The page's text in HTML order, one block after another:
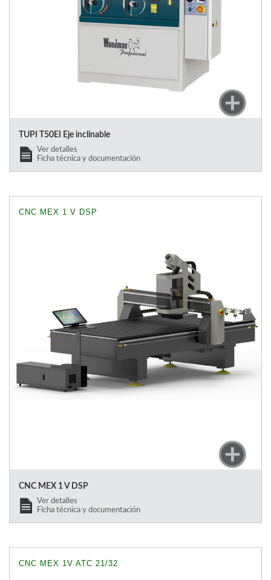
TUPI T50EI Eje inclinable
Ver detalles
Ficha técnica y documentación
CNC MEX 1 V DSP
CNC MEX 1 V DSP
Ver detalles
Ficha técnica y documentación
CNC MEX 1V ATC 21/32